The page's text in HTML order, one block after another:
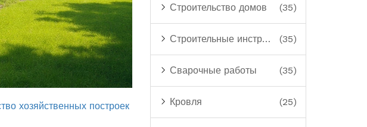
хозяйственных построек
Строительство домов (35)
Строительные инструменты (35)
Сварочные работы (35)
Кровля (25)